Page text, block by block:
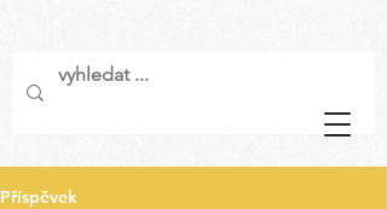
Příspěvek